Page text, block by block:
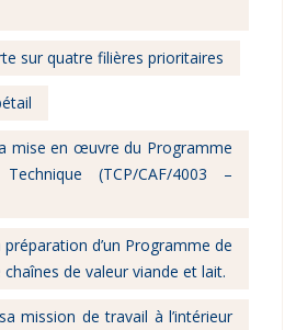
sur quatre filières prioritaires
mise en œuvre du Programme
(TCP/CAF/4003 –
d’un Programme de
de valeur viande et lait.
mission de travail à l’intérieur